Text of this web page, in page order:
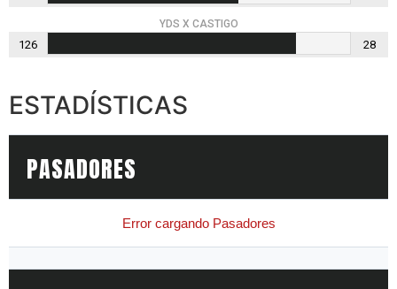
YDS X CASTIGO
126 28
ESTADÍSTICAS